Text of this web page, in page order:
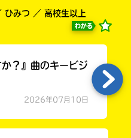
ひみつ ／ 高校生以上
わかる
か？』曲のキービジ
2026年07月10日